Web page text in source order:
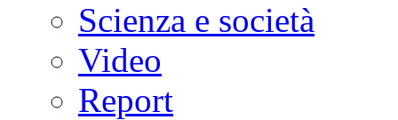
Scienza e società
Video
Report